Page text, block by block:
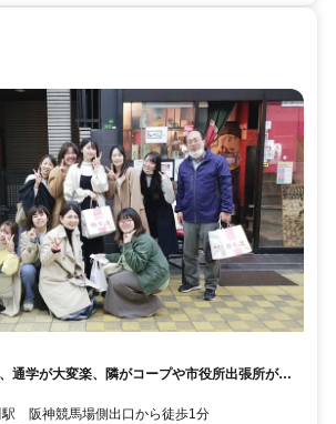
通学が大変楽、隣がコープや市役所出張所があ
んから主婦まで幅広い方が勤務しています。
急仁川駅 阪神競馬場側出口から徒歩1分